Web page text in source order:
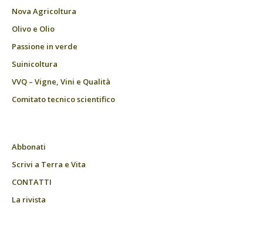
Nova Agricoltura
Olivo e Olio
Passione in verde
Suinicoltura
VVQ – Vigne, Vini e Qualità
Comitato tecnico scientifico
Abbonati
Scrivi a Terra e Vita
CONTATTI
La rivista